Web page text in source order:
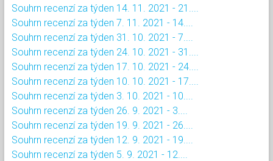
Souhrn recenzí za týden 14. 11. 2021 - 21....
Souhrn recenzí za týden 7. 11. 2021 - 14....
Souhrn recenzí za týden 31. 10. 2021 - 7....
Souhrn recenzí za týden 24. 10. 2021 - 31....
Souhrn recenzí za týden 17. 10. 2021 - 24....
Souhrn recenzí za týden 10. 10. 2021 - 17....
Souhrn recenzí za týden 3. 10. 2021 - 10....
Souhrn recenzí za týden 26. 9. 2021 - 3....
Souhrn recenzí za týden 19. 9. 2021 - 26....
Souhrn recenzí za týden 12. 9. 2021 - 19....
Souhrn recenzí za týden 5. 9. 2021 - 12....